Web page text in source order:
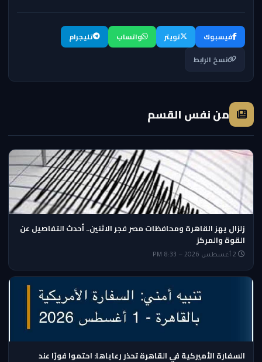
فيسبوك تويتر واتساب
تليجرام
نسخ الرابط
من نفس القسم
زلزال يهز القاهرة ومحافظات مصر فجر الاثنين.. أحدث التفاصيل عن
القوة والمركز
السفارة الأميركية في القاهرة تحذر رعاياها: احتموا فورًا عند